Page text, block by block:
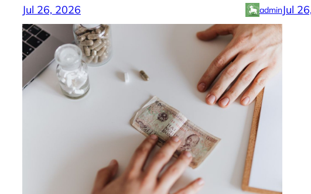
Jul 26, 2026 adminJul